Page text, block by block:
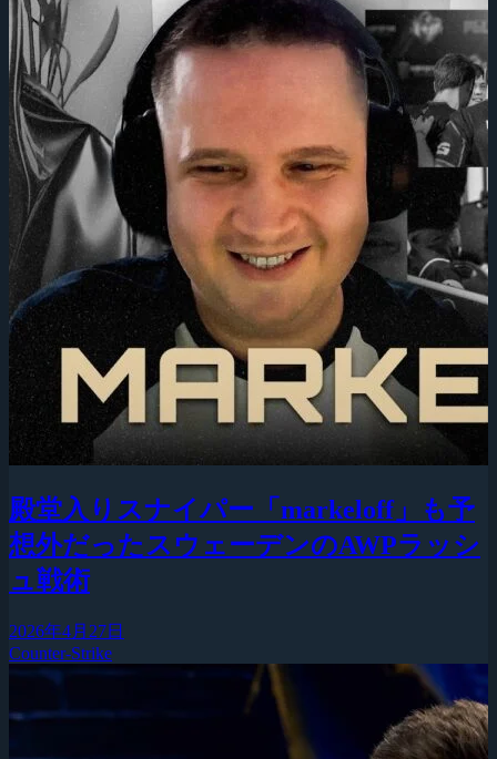
殿堂入りスナイパー「markeloff」も予
想外だったスウェーデンのAWPラッシ
ュ戦術
2026年4月27日
Counter-Strike